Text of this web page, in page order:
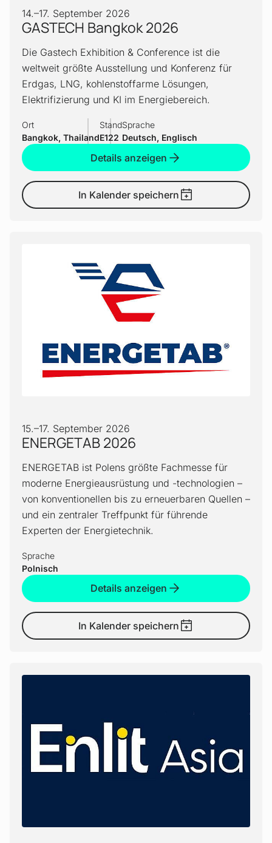
14.–17. September 2026
GASTECH Bangkok 2026
Die Gastech Exhibition & Conference ist die
weltweit größte Ausstellung und Konferenz für
Erdgas, LNG, kohlenstoffarme Lösungen,
Elektrifizierung und KI im Energiebereich.
Ort
Bangkok, Thailand
Stand
E122
Sprache
Deutsch, Englisch
Details anzeigen
In Kalender speichern
15.–17. September 2026
ENERGETAB 2026
ENERGETAB ist Polens größte Fachmesse für
moderne Energieausrüstung und -technologien –
von konventionellen bis zu erneuerbaren Quellen –
und ein zentraler Treffpunkt für führende
Experten der Energietechnik.
Sprache
Polnisch
Details anzeigen
In Kalender speichern